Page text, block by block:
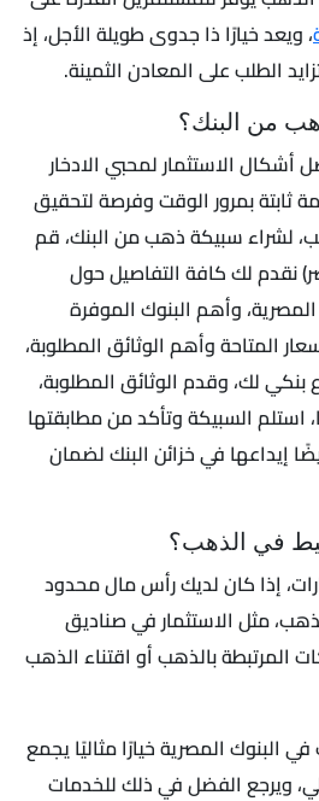
، ويعد خيارًا ذا جدوى طويلة الأجل، إذ
الطلب على المعادن الثمينة.
من البنك؟
الاستثمار لمحبي الادخار
ثابتة بمرور الوقت وفرصة لتحقيق
لشراء سبيكة ذهب من البنك، قم
نقدم لك كافة التفاصيل حول
وأهم البنوك الموفرة
المتاحة وأهم الوثائق المطلوبة،
لك، وقدم الوثائق المطلوبة،
استلم السبيكة وتأكد من مطابقتها
إيداعها في خزائن البنك لضمان
في الذهب؟
إذا كان لديك رأس مال محدود
مثل الاستثمار في صناديق
المرتبطة بالذهب أو اقتناء الذهب
البنوك المصرية خيارًا مثاليًا يجمع
ويرجع الفضل في ذلك للخدمات